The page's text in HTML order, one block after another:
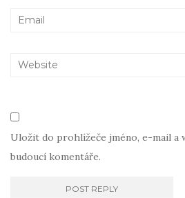
Uložit do prohlížeče jméno, e-mail a
budoucí komentáře.